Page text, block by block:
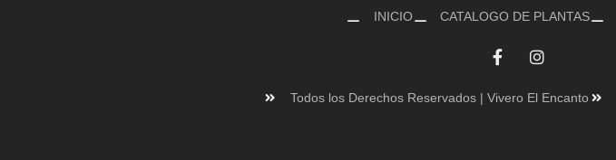
INICIO CATALOGO DE PLANTAS
Todos los Derechos Reservados | Vivero El Encanto